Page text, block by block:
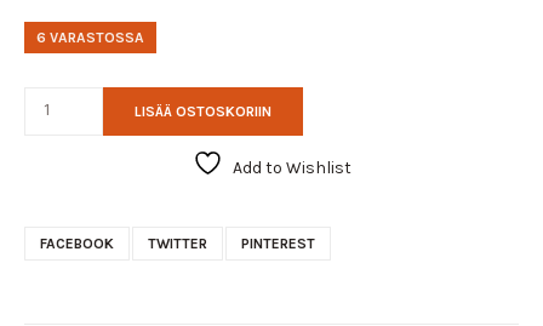
6 VARASTOSSA
LISÄÄ OSTOSKORIIN
Add to Wishlist
FACEBOOK TWITTER PINTEREST